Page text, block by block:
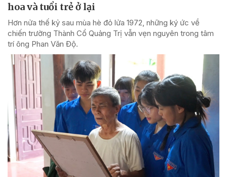
hoa và tuổi trẻ ở lại
Hơn nửa thế kỷ sau mùa hè đỏ lửa 1972, những ký ức về
chiến trường Thành Cổ Quảng Trị vẫn vẹn nguyên trong tâm
trí ông Phan Văn Độ.